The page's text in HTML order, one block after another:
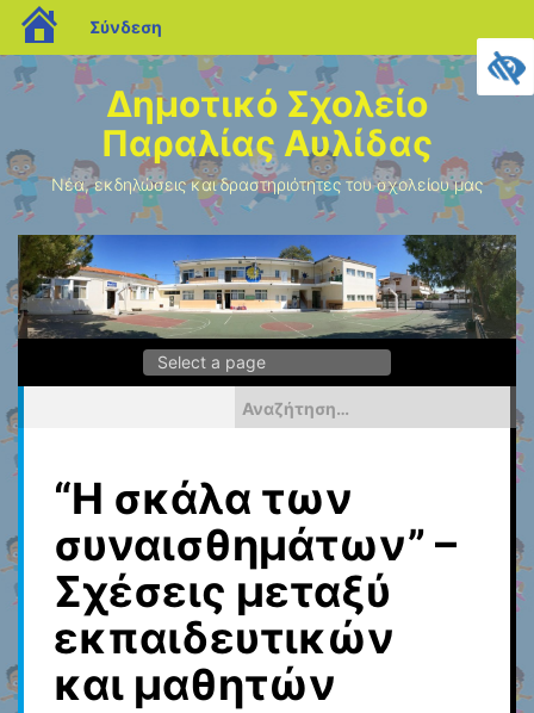
Μεταπηδήστε
στο
περιεχόμενοΔημοτικό Σχολείο
Παραλίας Αυλίδας
Νέα, εκδηλώσεις και δραστηριότητες του σχολείου μας
για:
“Η σκάλα των
συναισθημάτων” –
Σχέσεις μεταξύ
εκπαιδευτικών
και μαθητών
blogs.sch.gr
Σύνδεση